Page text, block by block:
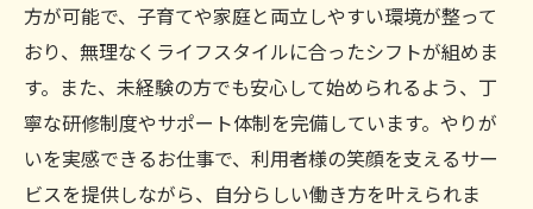
方が可能で、子育てや家庭と両立しやすい環境が整って
おり、無理なくライフスタイルに合ったシフトが組めま
す。また、未経験の方でも安心して始められるよう、丁
寧な研修制度やサポート体制を完備しています。やりが
いを実感できるお仕事で、利用者様の笑顔を支えるサー
ビスを提供しながら、自分らしい働き方を叶えられま